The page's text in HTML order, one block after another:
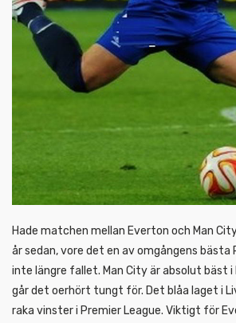
Hade matchen mellan Everton och Man
år sedan, vore det en av omgångens bästa
inte längre fallet. Man City är absolut bäst i
går det oerhört tungt för. Det blåa laget i
raka vinster i Premier League. Viktigt för